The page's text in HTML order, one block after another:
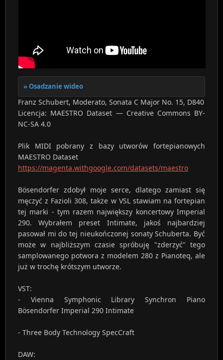
Osadzanie wideo
Franz Schubert, Moderato, Sonata C Major No. 15, D840
Licencja: MAESTRO Dataset — Creative Commons BY-
NC-SA 4.0
Plik MIDI pobrany z bazy utworów fortepianowych
MAESTRO Dataset
https://magenta.withgoogle.com/datasets/maestro
Bösendorfer zdobył moje serce, dlatego zamiast się
męczyć z Fazioli 308, także w VSL stawiam na fortepian
tej marki - tym razem największy koncertowy Imperial
290. Wybrałem preset Intimate, jakoś najbardziej
pasował mi do tej nieukończonej sonaty Schuberta. Być
może w najbliższym czasie spróbuję "zderzyć" tego
samplowanego potwora z modelem 280 z Pianoteq, ale
już w trochę krótszym utworze.
VST:
- Vienna Symphonic Library Synchron Piano
Bösendorfer Imperial 290 Intimate
- Three Body Technology SpecCraft
DAW: